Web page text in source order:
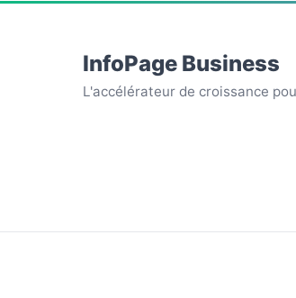
InfoPage Business
L'accélérateur de croissance